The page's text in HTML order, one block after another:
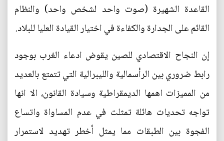
القاعدة الشهيرة (صوت واحد لشخص واحد) والنظام
القائم على الجدارة والكفاءة في اختيار القيادة العليا للبلاد.
إن النجاح الاقتصادي للصين يقوض ادعاء الغرب بوجود
رابط ضروري بين الرأسمالية والليبرالية التي تتمتع بالعديد
من المميزات اهمها الديمقراطية وسيادة القانون، الا انها
تواجه تحديات هائلة تمثلت في عدم المساواة واتساع
الفجوة بين الطبقات مما يمثل أخطر تهديد لاستمرار